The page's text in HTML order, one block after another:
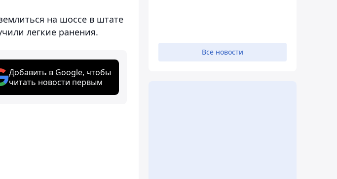
на шоссе в штате
легкие ранения.
Добавить в Google, чтобы
читать новости первым
Все новости